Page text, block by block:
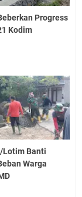
Progress
Kodim
Lotim Banti
Warga